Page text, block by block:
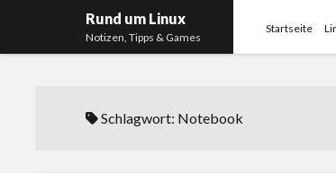
Rund um Linux
Notizen, Tipps & Games
Startseite
Schlagwort: Notebook